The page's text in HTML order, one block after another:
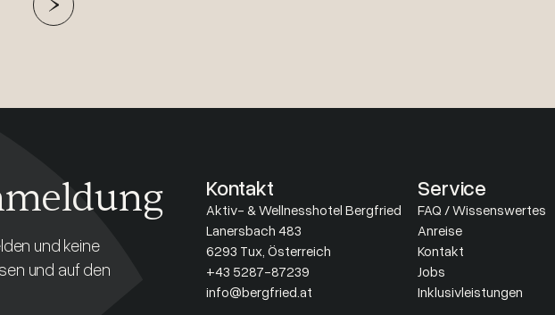
und keine
und auf den
Kontakt
Aktiv- & Wellnesshotel Bergfried
Lanersbach 483
6293 Tux, Österreich
+43 5287-87239
info@bergfried.at
Service
FAQ / Wissenswertes
Anreise
Kontakt
Jobs
Inklusivleistungen